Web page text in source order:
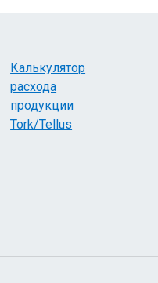
Калькулятор
расхода
продукции
Tork/Tellus